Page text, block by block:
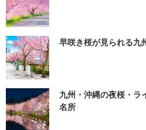
早咲き桜が見られる九
九州・沖縄の夜桜・ラ
名所